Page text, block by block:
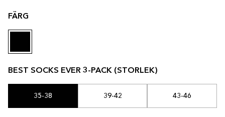
FÄRG
BEST SOCKS EVER 3-PACK (STORLEK)
35-38 39-42 43-46